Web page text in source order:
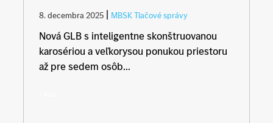
8. decembra 2025 | MBSK Tlačové správy
Nová GLB s inteligentne skonštruovanou
karosériou a veľkorysou ponukou priestoru
až pre sedem osôb...